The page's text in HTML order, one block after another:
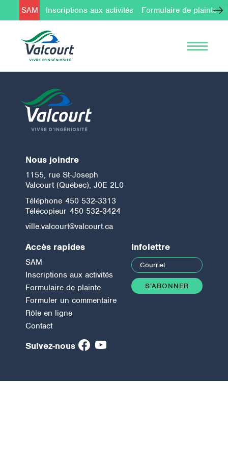
SAM Inscriptions aux activités Formulaire de plainte
Nous joindre
1155, rue St-Joseph
Valcourt (Québec), J0E 2L0
Téléphone 450 532-3313
Télécopieur 450 532-3424
ville.valcourt@valcourt.ca
Accès rapides
SAM
Inscriptions aux activités
Formulaire de plainte
Formuler un commentaire
Rôle en ligne
Contact
Suivez-nous
Infolettre